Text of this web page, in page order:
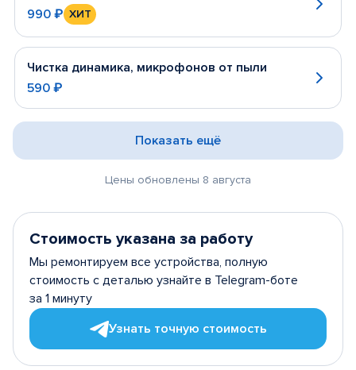
990 ₽ ХИТ
Чистка динамика, микрофонов от пыли
590 ₽
Цены обновлены 8 августа
Показать ещё
Стоимость указана за работу
Мы ремонтируем все устройства, полную
стоимость с деталью узнайте в Telegram-боте
за 1 минуту
Узнать точную стоимость